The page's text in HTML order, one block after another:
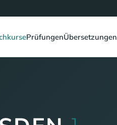
PrüfungenÜbersetzungen